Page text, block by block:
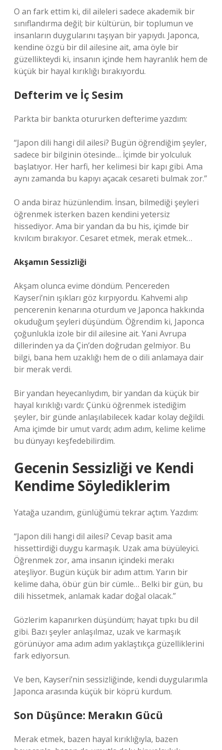
O an fark ettim ki, dil aileleri sadece akademik bir
sınıflandırma değil; bir kültürün, bir toplumun ve
insanların duygularını taşıyan bir yapıydı. Japonca,
kendine özgü bir dil ailesine ait, ama öyle bir
güzellikteydi ki, insanın içinde hem hayranlık hem de
küçük bir hayal kırıklığı bırakıyordu.
Defterim ve İç Sesim
Parkta bir bankta otururken defterime yazdım:
“Japon dili hangi dil ailesi? Bugün öğrendiğim şeyler,
sadece bir bilginin ötesinde… İçimde bir yolculuk
başlatıyor. Her harfi, her kelimesi bir kapı gibi. Ama
aynı zamanda bu kapıyı açacak cesareti bulmak zor.”
O anda biraz hüzünlendim. İnsan, bilmediği şeyleri
öğrenmek isterken bazen kendini yetersiz
hissediyor. Ama bir yandan da bu his, içimde bir
kıvılcım bırakıyor. Cesaret etmek, merak etmek…
Akşamın Sessizliği
Akşam olunca evime döndüm. Pencereden
Kayseri’nin ışıkları göz kırpıyordu. Kahvemi alıp
pencerenin kenarına oturdum ve Japonca hakkında
okuduğum şeyleri düşündüm. Öğrendim ki, Japonca
çoğunlukla izole bir dil ailesine ait. Yani Avrupa
dillerinden ya da Çin’den doğrudan gelmiyor. Bu
bilgi, bana hem uzaklığı hem de o dili anlamaya dair
bir merak verdi.
Bir yandan heyecanlıydım, bir yandan da küçük bir
hayal kırıklığı vardı: Çünkü öğrenmek istediğim
şeyler, bir günde anlaşılabilecek kadar kolay değildi.
Ama içimde bir umut vardı; adım adım, kelime kelime
bu dünyayı keşfedebilirdim.
Gecenin Sessizliği ve Kendi
Kendime Söylediklerim
Yatağa uzandım, günlüğümü tekrar açtım. Yazdım:
“Japon dili hangi dil ailesi? Cevap basit ama
hissettirdiği duygu karmaşık. Uzak ama büyüleyici.
Öğrenmek zor, ama insanın içindeki merakı
ateşliyor. Bugün küçük bir adım attım. Yarın bir
kelime daha, öbür gün bir cümle… Belki bir gün, bu
dili hissetmek, anlamak kadar doğal olacak.”
Gözlerim kapanırken düşündüm; hayat tıpkı bu dil
gibi. Bazı şeyler anlaşılmaz, uzak ve karmaşık
görünüyor ama adım adım yaklaştıkça güzelliklerini
fark ediyorsun.
Ve ben, Kayseri’nin sessizliğinde, kendi duygularımla
Japonca arasında küçük bir köprü kurdum.
Son Düşünce: Merakın Gücü
Merak etmek, bazen hayal kırıklığıyla, bazen